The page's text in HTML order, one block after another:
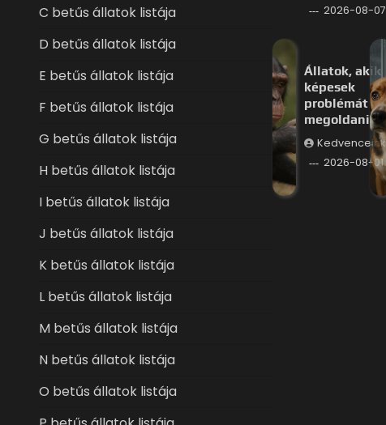
C betűs állatok listája
D betűs állatok listája
E betűs állatok listája
F betűs állatok listája
G betűs állatok listája
H betűs állatok listája
I betűs állatok listája
J betűs állatok listája
K betűs állatok listája
L betűs állatok listája
M betűs állatok listája
N betűs állatok listája
O betűs állatok listája
2026-08-07
Állatok, akik
képesek
problémát
megoldani
Kedvenceink
2026-08-01